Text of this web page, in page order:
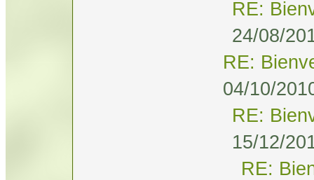
RE:
24/08/
RE:
04/10/
RE:
15/12/
RE: